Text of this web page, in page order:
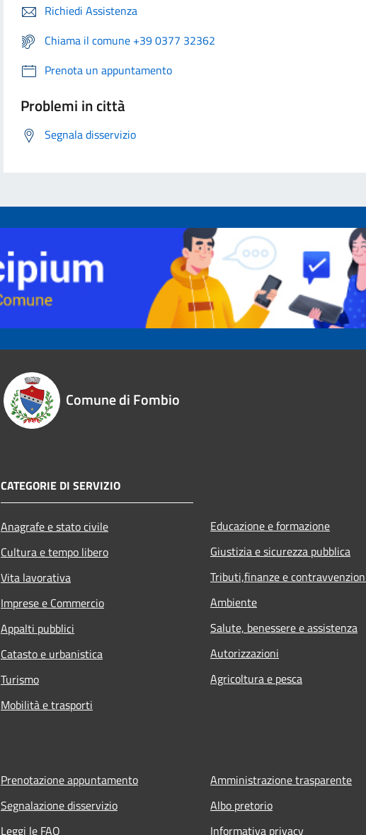
Richiedi Assistenza
Chiama il comune +39 0377 32362
Prenota un appuntamento
Problemi in città
Segnala disservizio
Comune di Fombio
CATEGORIE DI SERVIZIO
Anagrafe e stato civile
Cultura e tempo libero
Vita lavorativa
Imprese e Commercio
Appalti pubblici
Catasto e urbanistica
Turismo
Mobilità e trasporti
Educazione e formazione
Giustizia e sicurezza pubblica
Tributi,finanze e
Ambiente
Salute, benessere e assistenza
Autorizzazioni
Agricoltura e pesca
Prenotazione appuntamento
Segnalazione disservizio
Leggi le FAQ
Amministrazione trasparente
Albo pretorio
Informativa privacy